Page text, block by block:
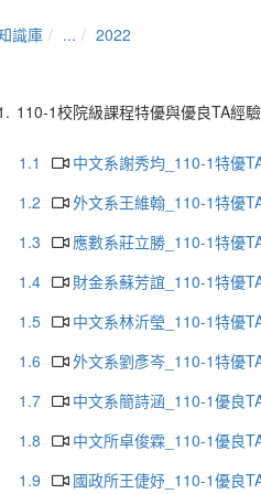
識庫 ... 2022
110-1校院級課程特優與優良TA經
1.1
中文系謝秀均_110-1特優
1.2
外文系王維翰_110-1特優
1.3
應數系莊立勝_110-1特優
1.4
財金系蘇芳誼_110-1特優
1.5
中文系林沂瑩_110-1特優
1.6
外文系劉彥岑_110-1特優
1.7
中文系簡詩涵_110-1優良
1.8
中文所卓俊霖_110-1優良
1.9
國政所王倢妤_110-1優良